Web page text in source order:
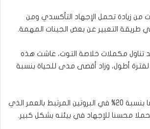
من زيادة تحمل الإجهاد التأكسدي ومن
طريقة التعبير عن بعض الجينات المهمة.
تناول مكملات خلاصة التوت، عاشت هذه
بمعدل 28% لفترة أطول، وزاد أقصى مدى للحياة بنسبة
وأظهر الذباب انخفاضا بنسبة 20% في البروتين المرتبط بالعمر الذي
محسنا للإجهاد في بيئته بشكل كبير.